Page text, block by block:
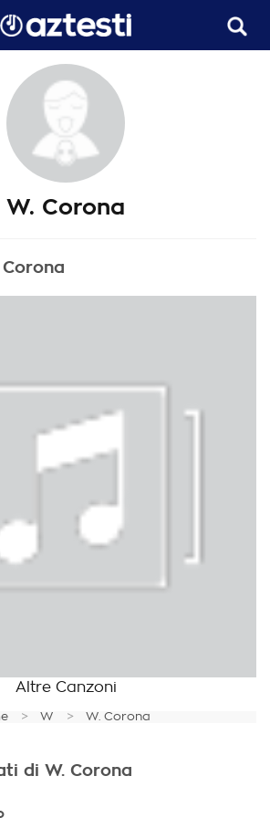
W. Corona
Altre Canzoni
W W. Corona
di W. Corona